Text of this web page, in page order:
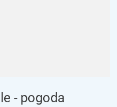
- pogoda